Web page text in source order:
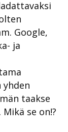
Google,
ja
taakse
se on!?